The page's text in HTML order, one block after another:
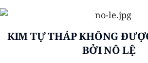
KIM TỰ THÁP KHÔNG
BỞI NÔ LỆ